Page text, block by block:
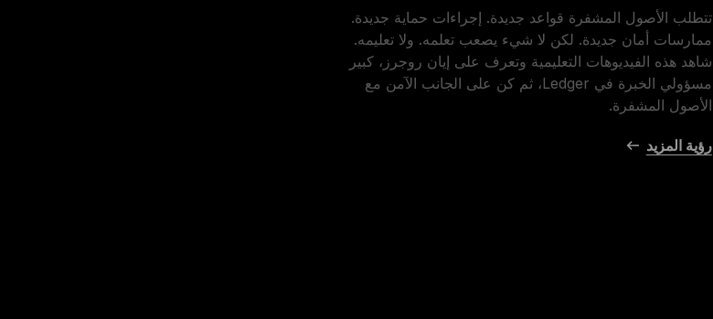
تتطلب الأصول المشفرة قواعد جديدة. إجراءات حماية جديدة.
ممارسات أمان جديدة. لكن لا شيء يصعب تعلمه. ولا تعليمه.
شاهد هذه الفيديوهات التعليمية وتعرف على إيان روجرز، كبير
مسؤولي الخبرة في Ledger، ثم كن على الجانب الآمن مع
الأصول المشفرة.
رؤية المزيد